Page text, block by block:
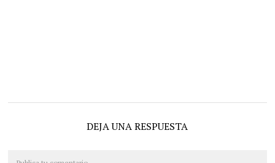
DEJA UNA RESPUESTA